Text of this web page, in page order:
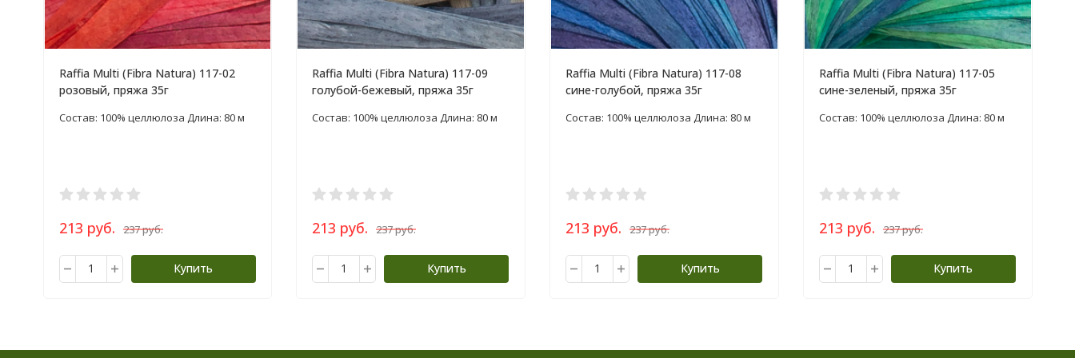
Raffia Multi (Fibra Natura) 117-02
розовый, пряжа 35г
Состав: 100% целлюлоза Длина: 80 м
213 руб. 237 руб.
Купить
Raffia Multi (Fibra Natura) 117-09
голубой-бежевый, пряжа 35г
Состав: 100% целлюлоза Длина: 80 м
213 руб. 237 руб.
Купить
Raffia Multi (Fibra Natura) 117-08
сине-голубой, пряжа 35г
Состав: 100% целлюлоза Длина: 80 м
213 руб. 237 руб.
Купить
Raffia Multi (Fibra Natura) 117-05
сине-зеленый, пряжа 35г
Состав: 100% целлюлоза Длина: 80 м
213 руб. 237 руб.
Купить